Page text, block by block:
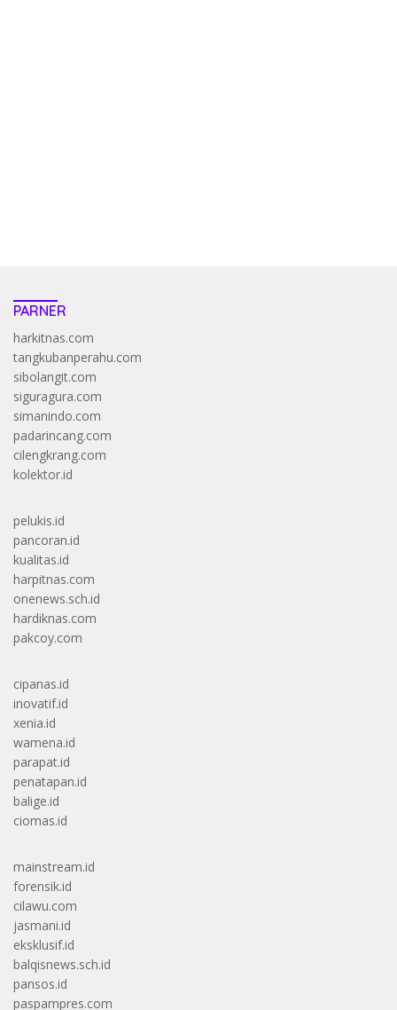
PARNER
harkitnas.com
tangkubanperahu.com
sibolangit.com
siguragura.com
simanindo.com
padarincang.com
cilengkrang.com
kolektor.id
pelukis.id
pancoran.id
kualitas.id
harpitnas.com
onenews.sch.id
hardiknas.com
pakcoy.com
cipanas.id
inovatif.id
xenia.id
wamena.id
parapat.id
penatapan.id
balige.id
ciomas.id
mainstream.id
forensik.id
cilawu.com
jasmani.id
eksklusif.id
balqisnews.sch.id
pansos.id
paspampres.com